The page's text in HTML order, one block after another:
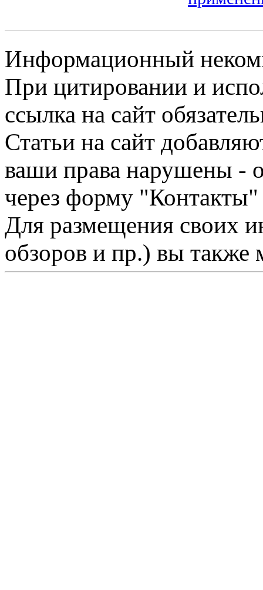
Информационный
При цитировании и
ссылка на сайт
Статьи на сайт
ваши права нарушены -
через форму "Контакты"
Для размещения своих
обзоров и пр.) вы также